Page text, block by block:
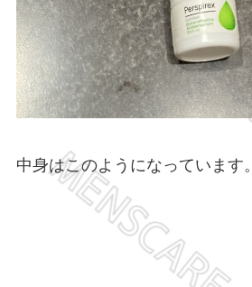
中身はこのようになっています。